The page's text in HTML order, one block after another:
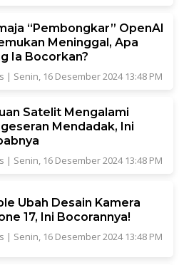
“Pembongkar” OpenAI
Meninggal, Apa
Ia Bocorkan?
| Senin, 16 Desember 2024 13:48 PM
Satelit Mengalami
Mendadak, Ini
| Senin, 16 Desember 2024 13:48 PM
Ubah Desain Kamera
17, Ini Bocorannya!
| Senin, 16 Desember 2024 13:48 PM